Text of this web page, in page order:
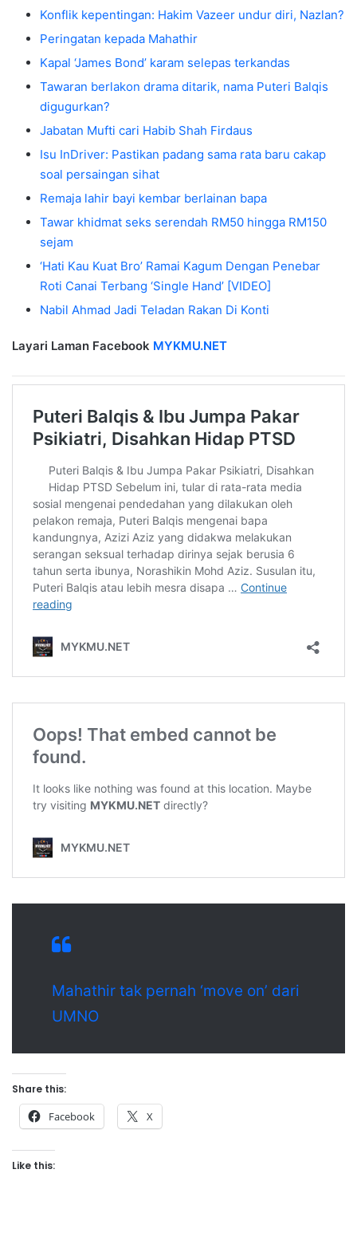
Konflik kepentingan: Hakim Vazeer undur diri, Nazlan?
Peringatan kepada Mahathir
Kapal ‘James Bond’ karam selepas terkandas
Tawaran berlakon drama ditarik, nama Puteri Balqis
digugurkan?
Jabatan Mufti cari Habib Shah Firdaus
Isu InDriver: Pastikan padang sama rata baru cakap
soal persaingan sihat
Remaja lahir bayi kembar berlainan bapa
Tawar khidmat seks serendah RM50 hingga RM150
sejam
‘Hati Kau Kuat Bro’ Ramai Kagum Dengan Penebar
Roti Canai Terbang ‘Single Hand’ [VIDEO]
Nabil Ahmad Jadi Teladan Rakan Di Konti
Layari Laman Facebook MYKMU.NET
Mahathir tak pernah ‘move on’ dari
UMNO
Share this:
Facebook X
Like this: